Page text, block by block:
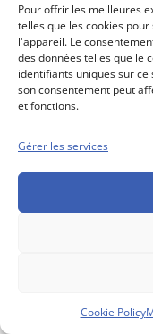
Pour offrir les meilleures
telles que les cookies
l'appareil. Le
des données telles que le
identifiants uniques sur
son consentement peut
et fonctions.
Gérer les services
Cookie Policy